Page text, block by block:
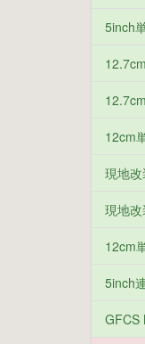
5inch
12cm
現地
現地
12cm
5inch
GFCS